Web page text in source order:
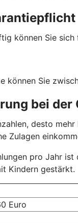
können Sie
können Sie
bei der
desto
Zulagen
pro Jahr
Kindern gestärkt.
Euro